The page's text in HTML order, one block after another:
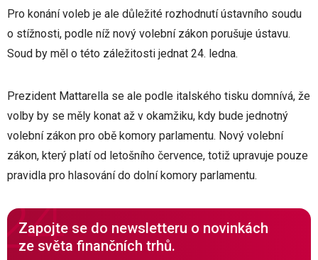
Pro konání voleb je ale důležité rozhodnutí ústavního soudu
o stížnosti, podle níž nový volební zákon porušuje ústavu.
Soud by měl o této záležitosti jednat 24. ledna.
Prezident Mattarella se ale podle italského tisku domnívá, že
volby by se měly konat až v okamžiku, kdy bude jednotný
volební zákon pro obě komory parlamentu. Nový volební
zákon, který platí od letošního července, totiž upravuje pouze
pravidla pro hlasování do dolní komory parlamentu.
Zapojte se do newsletteru o novinkách
ze světa finančních trhů.